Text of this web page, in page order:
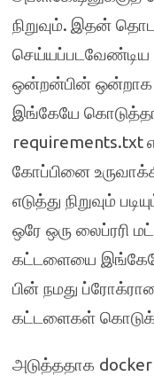
நிறுவும். இதன்
செய்யப்படவேண்டிய
ஒன்றன்பின் ஒன்றாக
இங்கேயே
requirements.txt
கோப்பினை
எடுத்து நிறுவும்
ஒரே ஒரு லைப்ரரி
கட்டளையை
பின் நமது
கட்டளைகள்
அடுத்ததாக